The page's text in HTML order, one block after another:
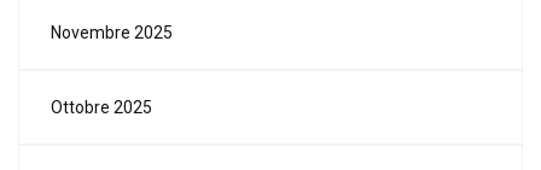
Novembre 2025
Ottobre 2025